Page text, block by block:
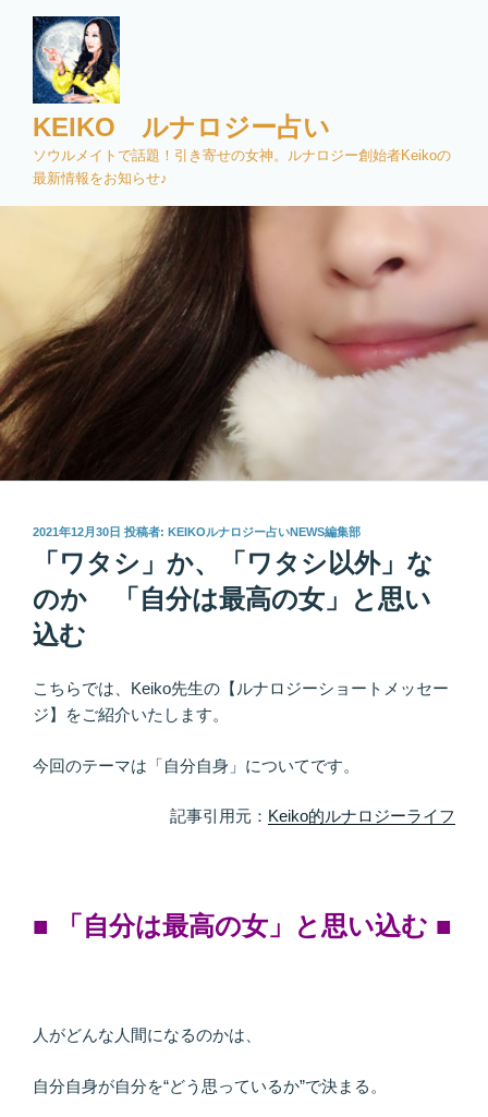
KEIKO ルナロジー占い
ソウルメイトで話題！引き寄せの女神。ルナロジー創始者Keikoの
最新情報をお知らせ♪
投
2021年12月30日 投稿者: KEIKOルナロジー占いNEWS編集部
「ワタシ」か、「ワタシ以外」な
のか 「自分は最高の女」と思い
込む
こちらでは、Keiko先生の【ルナロジーショートメッセー
ジ】をご紹介いたします。
今回のテーマは「自分自身」についてです。
記事引用元： Keiko的ルナロジーライフ
■ 「自分は最高の女」と思い込む ■
人がどんな人間になるのかは、
自分自身が自分を“どう思っているか”で決まる。